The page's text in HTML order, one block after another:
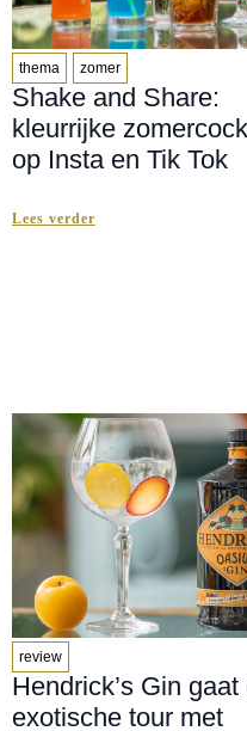
thema zomer
Shake and Share:
kleurrijke
op Insta en Tik Tok
Lees verder
review
Hendrick’s Gin gaat
exotische tour met